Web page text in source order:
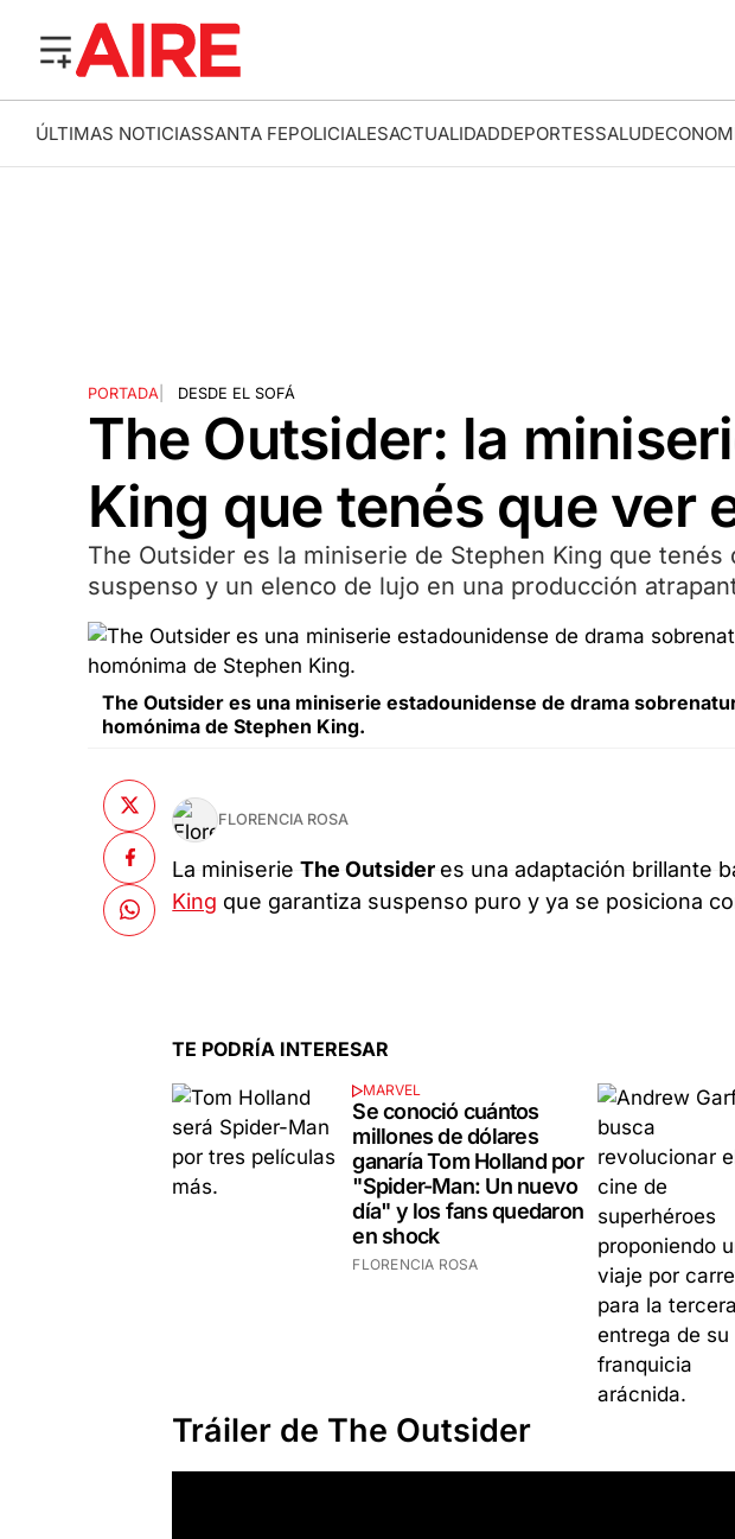
ÚLTIMAS NOTICIASSANTA FEPOLICIALESACTUALIDADDEPORTESSALUD
PORTADA| DESDE EL SOFÁ
The Outsider: la
King que tenés que ver
The Outsider es la miniserie de Stephen King que tenés
suspenso y un elenco de lujo en una producción
The Outsider es una miniserie estadounidense de drama
homónima de Stephen King.
FLORENCIA ROSA
La miniserieThe Outsider es una adaptación brillante
King que garantiza suspenso puro y ya se posiciona
TE PODRÍA INTERESAR
MARVEL
Se conoció cuántos
millones de dólares
ganaría Tom Holland por
"Spider-Man: Un nuevo
día" y los fans quedaron
en shock
FLORENCIA ROSA
Tráiler de The Outsider